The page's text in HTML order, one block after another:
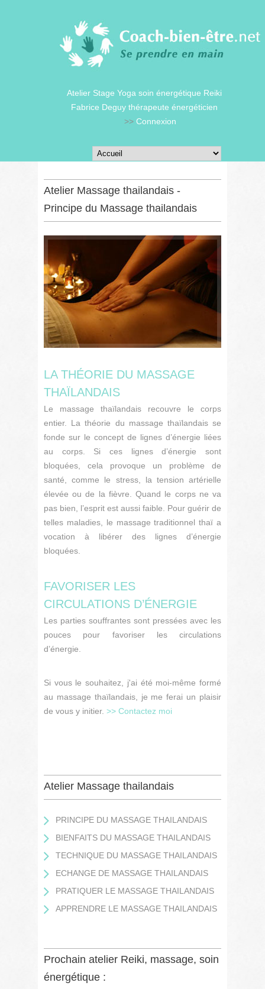
Atelier Stage Yoga soin énergétique Reiki
Fabrice Deguy thérapeute énergéticien
>> Connexion
Atelier Massage thailandais -
Principe du Massage thailandais
LA THÉORIE DU MASSAGE
THAÏLANDAIS
Le massage thaïlandais recouvre le corps
entier. La théorie du massage thaïlandais se
fonde sur le concept de lignes d’énergie liées
au corps. Si ces lignes d’énergie sont
bloquées, cela provoque un problème de
santé, comme le stress, la tension artérielle
élevée ou de la fièvre. Quand le corps ne va
pas bien, l’esprit est aussi faible. Pour guérir de
telles maladies, le massage traditionnel thaï a
vocation à libérer des lignes d’énergie
bloquées.
FAVORISER LES
CIRCULATIONS D’ÉNERGIE
Les parties souffrantes sont pressées avec les
pouces pour favoriser les circulations
d’énergie.
Si vous le souhaitez, j'ai été moi-même formé
au massage thaïlandais, je me ferai un plaisir
de vous y initier. >> Contactez moi
Atelier Massage thailandais
PRINCIPE DU MASSAGE THAILANDAIS
BIENFAITS DU MASSAGE THAILANDAIS
TECHNIQUE DU MASSAGE THAILANDAIS
ECHANGE DE MASSAGE THAILANDAIS
PRATIQUER LE MASSAGE THAILANDAIS
APPRENDRE LE MASSAGE THAILANDAIS
Prochain atelier Reiki, massage, soin
énergétique :